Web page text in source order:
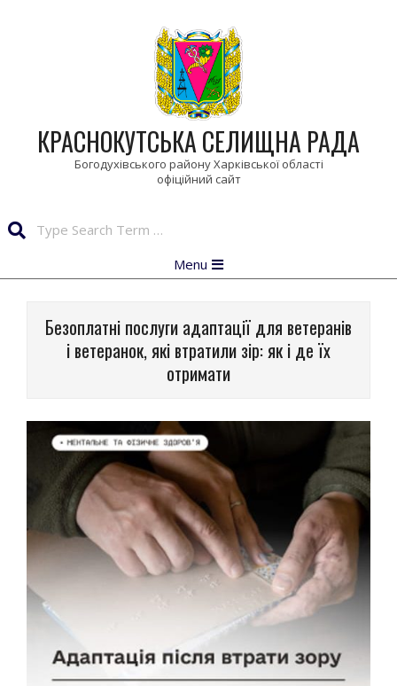
КРАСНОКУТСЬКА СЕЛИЩНА РАДА
Богодухівського району Харківської області
Navigation
Menu
Безоплатні послуги адаптації для ветеранів
і ветеранок, які втратили зір: як і де їх
отримати